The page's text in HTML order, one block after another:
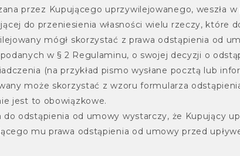
przez Kupującego uprzywilejowanego, weszła
do przeniesienia własności wielu rzeczy, które
mógł skorzystać z prawa odstąpienia od
w § 2 Regulaminu, o swojej decyzji o
(na przykład pismo wysłane pocztą lub
może skorzystać z wzoru formularza
jest to obowiązkowe.
odstąpienia od umowy wystarczy, że Kupujący
mu prawa odstąpienia od umowy przed